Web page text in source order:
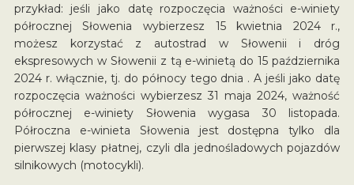
przykład: jeśli jako datę rozpoczęcia ważności e-winiety
półrocznej Słowenia wybierzesz 15 kwietnia 2024 r.,
możesz korzystać z autostrad w Słowenii i dróg
ekspresowych w Słowenii z tą e-winietą do 15 października
2024 r. włącznie, tj. do północy tego dnia . A jeśli jako datę
rozpoczęcia ważności wybierzesz 31 maja 2024, ważność
półrocznej e-winiety Słowenia wygasa 30 listopada.
Półroczna e-winieta Słowenia jest dostępna tylko dla
pierwszej klasy płatnej, czyli dla jednośladowych pojazdów
silnikowych (motocykli).